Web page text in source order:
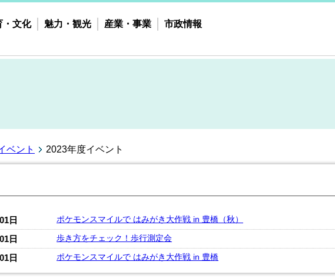
・文化 魅力・観光 産業・事業 市政情報
ベント 2023年度イベント
日 ポケモンスマイルで はみがき大作戦 in 豊橋（秋）
日 歩き方をチェック！歩行測定会
日 ポケモンスマイルで はみがき大作戦 in 豊橋